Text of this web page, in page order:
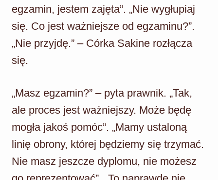
egzamin, jestem zajęta”. „Nie wygłupiaj
się. Co jest ważniejsze od egzaminu?”.
„Nie przyjdę.” – Córka Sakine rozłącza
się.
„Masz egzamin?” – pyta prawnik. „Tak,
ale proces jest ważniejszy. Może będę
mogła jakoś pomóc”. „Mamy ustaloną
linię obrony, której będziemy się trzymać.
Nie masz jeszcze dyplomu, nie możesz